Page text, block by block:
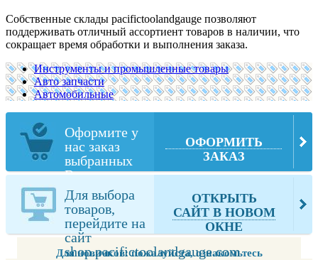
Собственные склады pacifictoolandgauge позволяют
поддерживать отличный ассортиент товаров в наличии, что
сокращает время обработки и выполнения заказа.
Инструменты и промышленные товары
Авто запчасти
Автомобильные
Оформите у
нас заказ
выбранных
Вами товаров
из
shop.pacifictoolandgauge.com
ОФОРМИТЬ
ЗАКАЗ
Для выбора
товаров,
перейдите на
сайт
shop.pacifictoolandgauge.com
ОТКРЫТЬ
САЙТ В НОВОМ
ОКНЕ
Для новичков: пожалуйста, ознакомьтесь